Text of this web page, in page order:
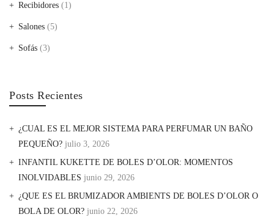
Recibidores (1)
Salones (5)
Sofás (3)
Posts Recientes
¿CUAL ES EL MEJOR SISTEMA PARA PERFUMAR UN BAÑO
PEQUEÑO? julio 3, 2026
INFANTIL KUKETTE DE BOLES D’OLOR: MOMENTOS
INOLVIDABLES junio 29, 2026
¿QUE ES EL BRUMIZADOR AMBIENTS DE BOLES D’OLOR O
BOLA DE OLOR? junio 22, 2026